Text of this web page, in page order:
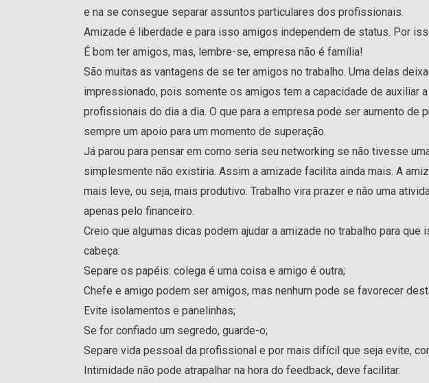
e na se consegue separar assuntos particulares dos profissionais.
Amizade é liberdade e para isso amigos independem de status. Por
É bom ter amigos, mas, lembre-se, empresa não é família!
São muitas as vantagens de se ter amigos no trabalho. Uma delas
impressionado, pois somente os amigos tem a capacidade de auxiliar
profissionais do dia a dia. O que para a empresa pode ser aumento de
sempre um apoio para um momento de superação.
Já parou para pensar em como seria seu networking se não tivesse
simplesmente não existiria. Assim a amizade facilita ainda mais. A
mais leve, ou seja, mais produtivo. Trabalho vira prazer e não uma
apenas pelo financeiro.
Creio que algumas dicas podem ajudar a amizade no trabalho para que
cabeça:
Separe os papéis: colega é uma coisa e amigo é outra;
Chefe e amigo podem ser amigos, mas nenhum pode se favorecer
Evite isolamentos e panelinhas;
Se for confiado um segredo, guarde-o;
Separe vida pessoal da profissional e por mais difícil que seja evite,
Intimidade não pode atrapalhar na hora do feedback, deve facilitar.